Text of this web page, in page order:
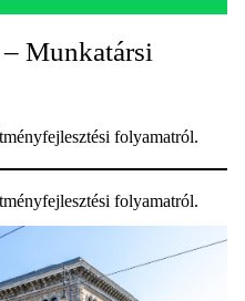
Munkatársi
folyamatról.
folyamatról.